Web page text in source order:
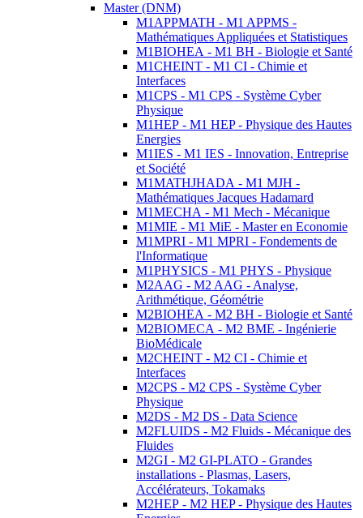
Master (DNM)
M1APPMATH - M1 APPMS -
Mathématiques Appliquées et Statistiques
M1BIOHEA - M1 BH - Biologie et Santé
M1CHEINT - M1 CI - Chimie et
Interfaces
M1CPS - M1 CPS - Système Cyber
Physique
M1HEP - M1 HEP - Physique des Hautes
Energies
M1IES - M1 IES - Innovation, Entreprise
et Société
M1MATHJHADA - M1 MJH -
Mathématiques Jacques Hadamard
M1MECHA - M1 Mech - Mécanique
M1MIE - M1 MiE - Master en Economie
M1MPRI - M1 MPRI - Fondements de
l'Informatique
M1PHYSICS - M1 PHYS - Physique
M2AAG - M2 AAG - Analyse,
Arithmétique, Géométrie
M2BIOHEA - M2 BH - Biologie et Santé
M2BIOMECA - M2 BME - Ingénierie
BioMédicale
M2CHEINT - M2 CI - Chimie et
Interfaces
M2CPS - M2 CPS - Système Cyber
Physique
M2DS - M2 DS - Data Science
M2FLUIDS - M2 Fluids - Mécanique des
Fluides
M2GI - M2 GI-PLATO - Grandes
installations - Plasmas, Lasers,
Accélérateurs, Tokamaks
M2HEP - M2 HEP - Physique des Hautes